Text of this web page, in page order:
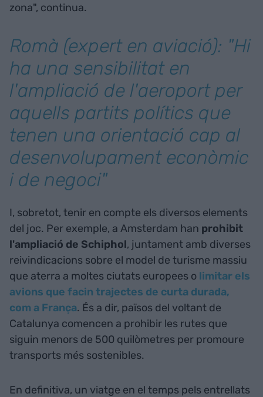
zona", continua.
Romà (expert en aviació): "Hi
ha una sensibilitat en
l'ampliació de l'aeroport per
aquells partits polítics que
tenen una orientació cap al
desenvolupament econòmic
i de negoci"
I, sobretot, tenir en compte els diversos elements
del joc. Per exemple, a Amsterdam han prohibit
l'ampliació de Schiphol, juntament amb diverses
reivindicacions sobre el model de turisme massiu
que aterra a moltes ciutats europees o limitar els
avions que facin trajectes de curta durada,
com a França. És a dir, països del voltant de
Catalunya comencen a prohibir les rutes que
siguin menors de 500 quilòmetres per promoure
transports més sostenibles.
En definitiva, un viatge en el temps pels entrellats